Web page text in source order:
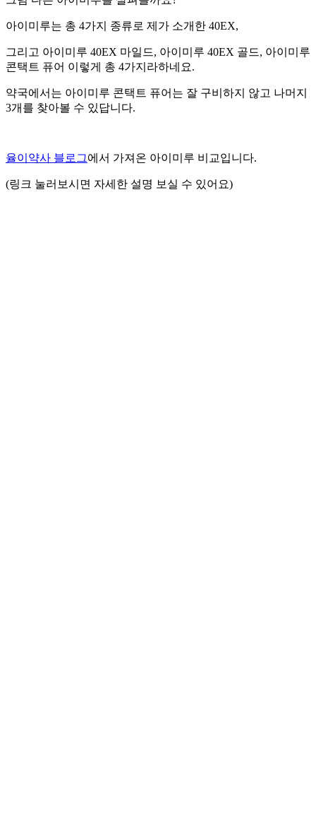
아이미루는 총 4가지 종류로 제가 소개한 40EX,
그리고 아이미루 40EX 마일드, 아이미루 40EX 골드, 아이미루
콘택트 퓨어 이렇게 총 4가지라하네요.
약국에서는 아이미루 콘택트 퓨어는 잘 구비하지 않고 나머지
3개를 찾아볼 수 있답니다.
율이약사 블로그에서 가져온 아이미루 비교입니다.
(링크 눌러보시면 자세한 설명 보실 수 있어요)